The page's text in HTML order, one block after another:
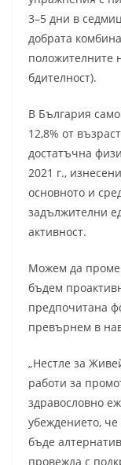
3–5 дни в
добрата
положителните
бдителност).
В България
12,8% от
достатъчна
2021 г.,
основното и
задължителни
активност.
Можем да
бъдем
предпочитана
превърнем в
„Нестле за
работи за
здравословно
убеждението,
бъде
провежда с